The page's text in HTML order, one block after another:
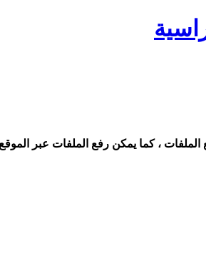
، كما يمكن رفع الملفات عبر